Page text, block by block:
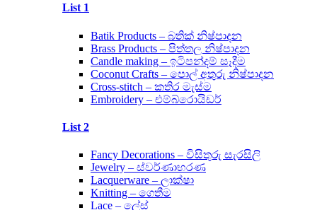
List 1
Batik Products – බතික් නිෂ්පාදන
Brass Products – පිත්තල නිෂ්පාදන
Candle making – ඉටිපන්දම් සෑදීම
Coconut Crafts – පොල් අතුරු නිෂ්පාදන
Cross-stitch – කතිර මැස්ම
Embroidery – එම්බ්රොයිඩර්
List 2
Fancy Decorations – විසිතුරු සැරසිලි
Jewelry – ස්වර්ණාභරණ
Lacquerware – ලාක්ෂා
Knitting – ගෙතීම
Lace – ලේස්